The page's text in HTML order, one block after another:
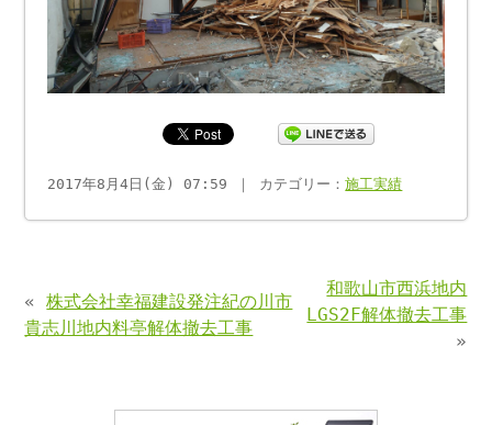
2017年8月4日(金) 07:59 ｜ カテゴリー：施工実績
«株式会社幸福建設発注紀の川市
貴志川地内料亭解体撤去工事
和歌山市西浜地内
LGS2F解体撤去工事
»